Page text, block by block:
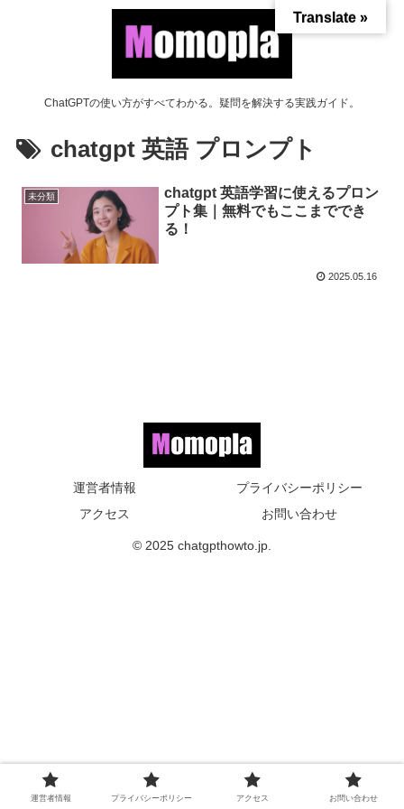
ChatGPTの使い方がすべてわかる。疑問を解決する実践ガイド。
chatgpt 英語 プロンプト
未分類
chatgpt 英語学習に使えるプロン
プト集｜無料でもここまででき
る！
2025.05.16
運営者情報
プライバシーポリシー
アクセス
お問い合わせ
© 2025 chatgpthowto.jp.
運営者情報 プライバシーポリシー アクセス お問い合わせ
Translate »